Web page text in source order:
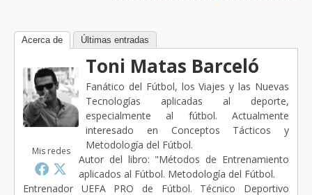
Acerca de Últimas entradas
Mis redes
Toni Matas Barceló
Fanático del Fútbol, los Viajes y las Nuevas
Tecnologías aplicadas al deporte,
especialmente al fútbol. Actualmente
interesado en Conceptos Tácticos y
Metodología del Fútbol.
Autor del libro: "Métodos de Entrenamiento
aplicados al Fútbol. Metodología del Fútbol.
Entrenador UEFA PRO de Fútbol. Técnico Deportivo